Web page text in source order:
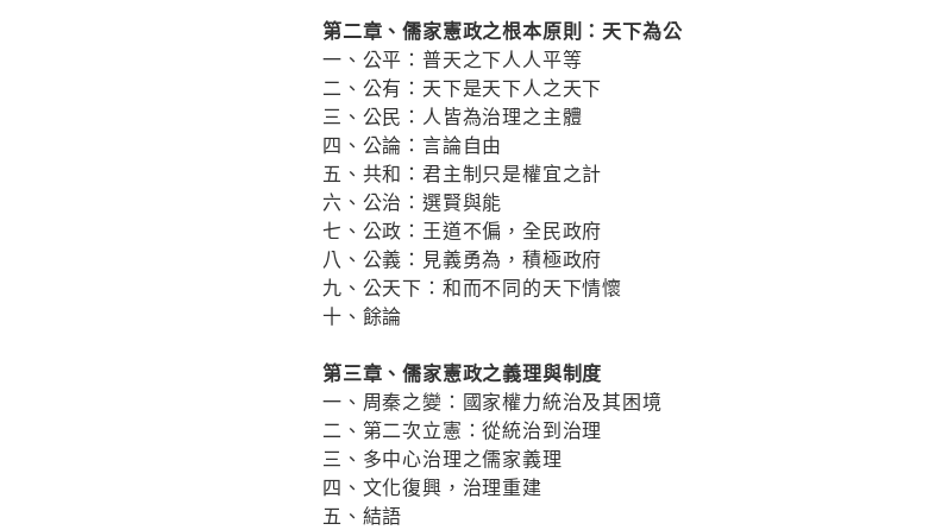
第二章、儒家憲政之根本原則：天下為公
一、公平：普天之下人人平等
二、公有：天下是天下人之天下
三、公民：人皆為治理之主體
四、公論：言論自由
五、共和：君主制只是權宜之計
六、公治：選賢與能
七、公政：王道不偏，全民政府
八、公義：見義勇為，積極政府
九、公天下：和而不同的天下情懷
十、餘論
第三章、儒家憲政之義理與制度
一、周秦之變：國家權力統治及其困境
二、第二次立憲：從統治到治理
三、多中心治理之儒家義理
四、文化復興，治理重建
五、結語